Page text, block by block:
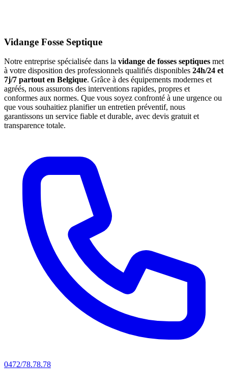
Vidange Fosse Septique
Notre entreprise spécialisée dans la vidange de fosses septiques met
à votre disposition des professionnels qualifiés disponibles 24h/24 et
7j/7 partout en Belgique. Grâce à des équipements modernes et
agréés, nous assurons des interventions rapides, propres et
conformes aux normes. Que vous soyez confronté à une urgence ou
que vous souhaitiez planifier un entretien préventif, nous
garantissons un service fiable et durable, avec devis gratuit et
transparence totale.
0472/78.78.78